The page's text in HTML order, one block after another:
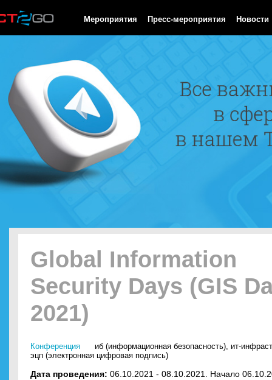
Мероприятия Пресс-мероприятия Новости
Global Information
Security Days (GIS
2021)
Конференция иб (информационная безопасность), ит-
эцп (электронная цифровая подпись)
Дата проведения: 06.10.2021 - 08.10.2021. Начало